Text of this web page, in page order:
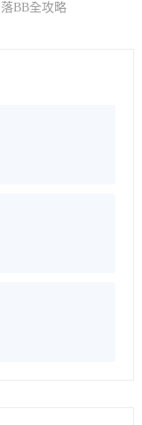
BB全攻略